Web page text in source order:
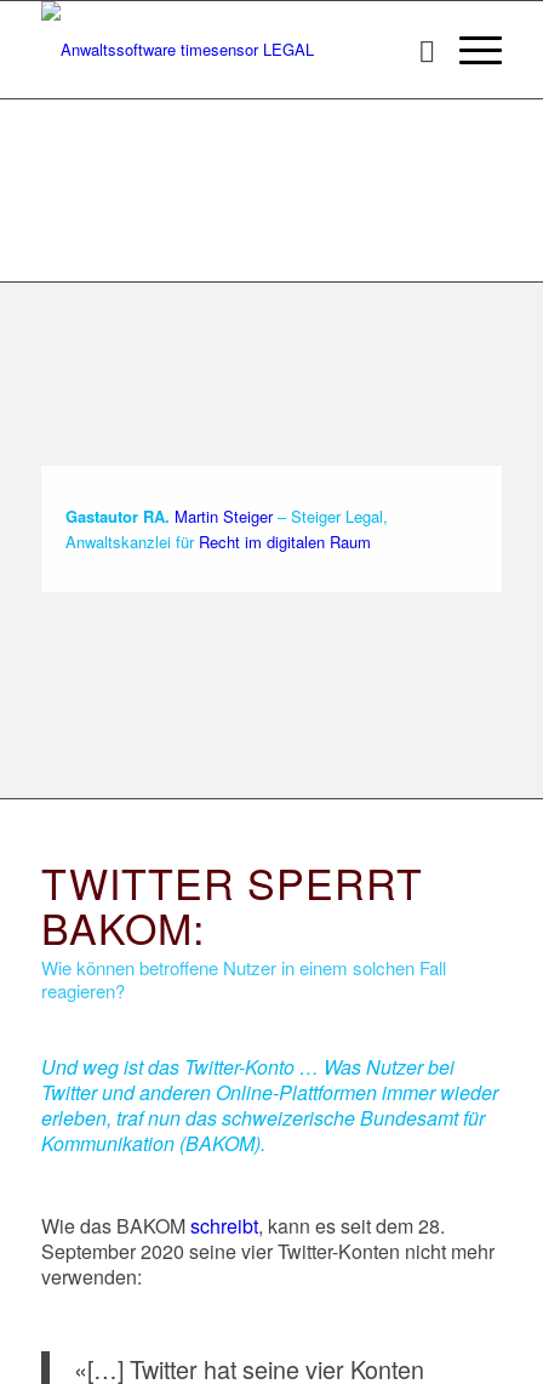
Gastautor RA. Martin Steiger– Steiger Legal,
Anwaltskanzlei für Recht im digitalen Raum
TWITTER SPERRT
BAKOM:
Wie können betroffene Nutzer in einem solchen Fall
reagieren?
Und weg ist das Twitter-Konto … Was Nutzer bei
Twitter und anderen Online-Plattformen immer wieder
erleben, traf nun das schweizerische Bundesamt für
Kommunikation (BAKOM).
Wie das BAKOMschreibt, kann es seit dem 28.
September 2020 seine vier Twitter-Konten nicht mehr
verwenden:
«[…] Twitter hat seine vier Konten